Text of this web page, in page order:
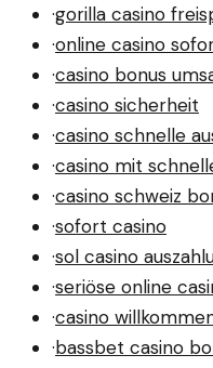
·gorilla casino
·online casino
·casino bonus
·casino sicherheit
·casino schnelle
·casino mit
·casino schweiz
·sofort casino
·sol casino
·seriöse online
·casino
·bassbet casino